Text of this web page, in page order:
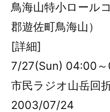
鳥海山特小ロール
郡遊佐町鳥海山）
[詳細]
7/27(Sun) 04:00
市民ラジオ山岳回
2003/07/24